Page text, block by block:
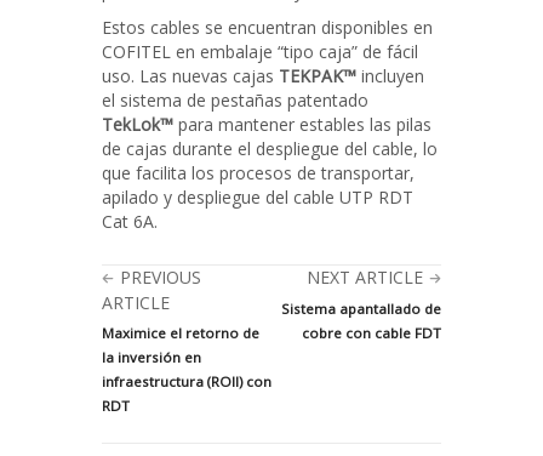
Estos cables se encuentran disponibles en
COFITEL en embalaje “tipo caja” de fácil
uso. Las nuevas cajas TEKPAK™ incluyen
el sistema de pestañas patentado
TekLok™ para mantener estables las pilas
de cajas durante el despliegue del cable, lo
que facilita los procesos de transportar,
apilado y despliegue del cable UTP RDT
Cat 6A.
PREVIOUS
ARTICLE
Maximice el retorno de
la inversión en
infraestructura (ROII) con
RDT
NEXT ARTICLE
Sistema apantallado de
cobre con cable FDT